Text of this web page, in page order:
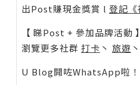
出Post賺現金獎賞 l 登記《
【 睇Post + 參加品牌活動 】
瀏覽更多社群 打卡 丶 旅遊 丶
U Blog開咗WhatsApp啦！